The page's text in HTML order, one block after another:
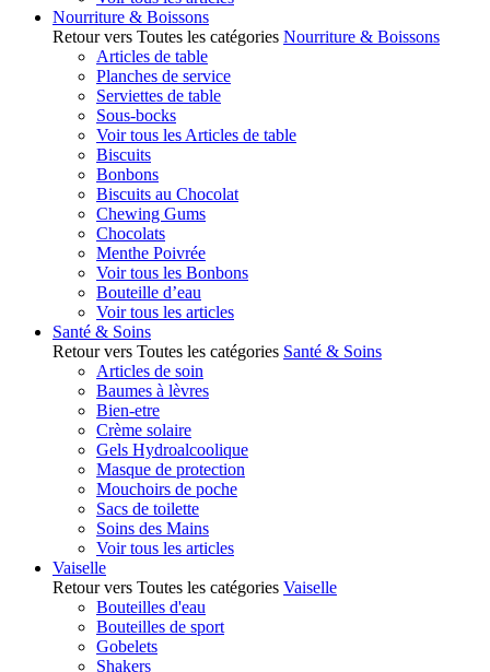
Nourriture & Boissons
Retour vers Toutes les catégories Nourriture & Boissons
Articles de table
Planches de service
Serviettes de table
Sous-bocks
Voir tous les Articles de table
Biscuits
Bonbons
Biscuits au Chocolat
Chewing Gums
Chocolats
Menthe Poivrée
Voir tous les Bonbons
Bouteille d’eau
Voir tous les articles
Santé & Soins
Retour vers Toutes les catégories Santé & Soins
Articles de soin
Baumes à lèvres
Bien-etre
Crème solaire
Gels Hydroalcoolique
Masque de protection
Mouchoirs de poche
Sacs de toilette
Soins des Mains
Voir tous les articles
Vaiselle
Retour vers Toutes les catégories Vaiselle
Bouteilles d'eau
Bouteilles de sport
Gobelets
Shakers